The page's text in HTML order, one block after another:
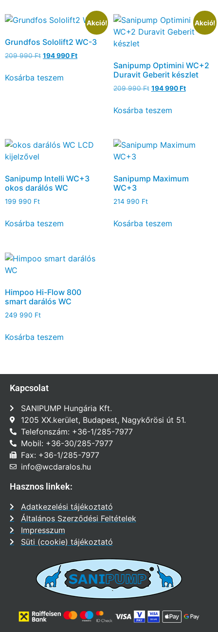
Akció!
Grundfos Sololift2 WC-3
209 990Ft 194 990Ft
Kosárba teszem
Akció!
Sanipump Optimini WC+2
Duravit Geberit készlet
209 990Ft 194 990Ft
Kosárba teszem
Sanipump Intelli WC+3
okos darálós WC
199 990 Ft
Kosárba teszem
Sanipump Maximum
WC+3
214 990 Ft
Kosárba teszem
Himpoo Hi-Flow 800
smart darálós WC
249 990 Ft
Kosárba teszem
Kapcsolat
SANIPUMP Hungária Kft.
1205 XX.kerület, Budapest, Nagykőrösi út 51.
Telefonszám: +36-1/285-7977
Mobil: +36-30/285-7977
Fax: +36-1/285-7977
info@wcdaralos.hu
Hasznos linkek:
Adatkezelési tájékoztató
Általános Szerződési Feltételek
Impresszum
Süti (cookie) tájékoztató